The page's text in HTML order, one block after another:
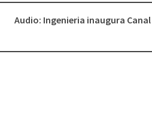
Audio: Ingenieria inaugura Canal